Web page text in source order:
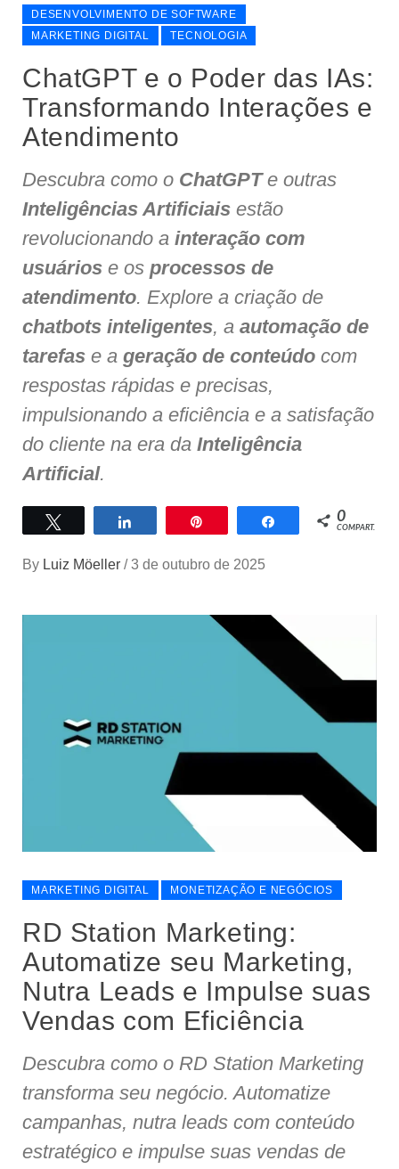
DESENVOLVIMENTO DE SOFTWARE
MARKETING DIGITAL
TECNOLOGIA
ChatGPT e o Poder das IAs:
Transformando Interações e
Atendimento
Descubra como o ChatGPTe outras
Inteligências Artificiais estão
revolucionando a interação com
usuários e os processos de
atendimento. Explore a criação de
chatbots inteligentes, a automação de
tarefas e a geração de conteúdo com
respostas rápidas e precisas,
impulsionando a eficiência e a satisfação
do cliente na era da Inteligência
Artificial.
Compartilhar Compartilhar
0
COMPART.
By Luiz Möeller / 3 de outubro de 2025
MARKETING DIGITAL MONETIZAÇÃO E NEGÓCIOS
RD Station Marketing:
Automatize seu Marketing,
Nutra Leads e Impulse suas
Vendas com Eficiência
Descubra como o RD Station Marketing
transforma seu negócio. Automatize
campanhas, nutra leads com conteúdo
estratégico e impulse suas vendas de